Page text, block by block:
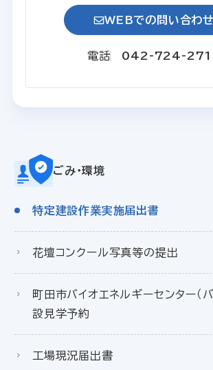
WEBでの問い合わせ
電話 042-724-
ごみ・環境
特定建設作業実施届出書
花壇コンクール写真等の提出
町田市バイオエネルギーセンター（
設見学予約
工場現況届出書